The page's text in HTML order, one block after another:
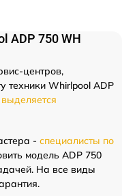
ADP 750 WH
центров,
техники Whirlpool ADP
- специалисты по
модель ADP 750
На все виды